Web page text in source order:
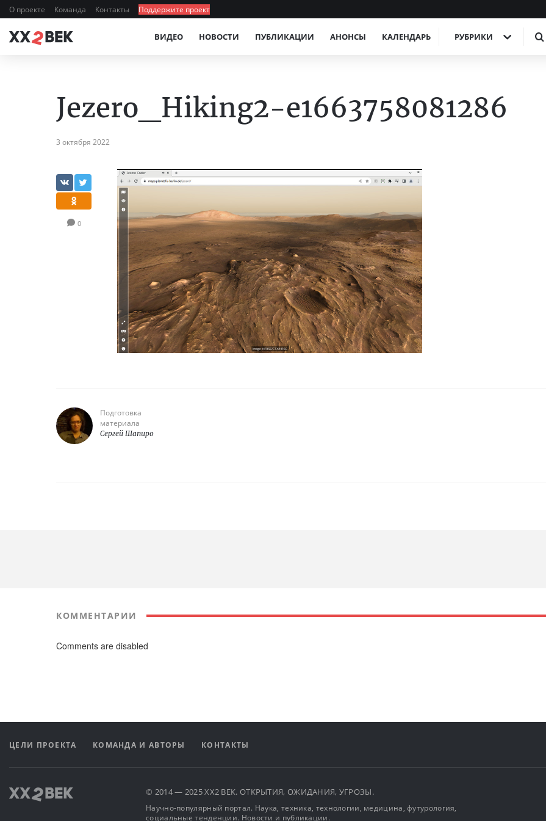
О проекте Команда Контакты Поддержите проект
ВИДЕО НОВОСТИ ПУБЛИКАЦИИ АНОНСЫ КАЛЕНДАРЬ РУБРИКИ
Jezero_Hiking2-e1663758081286
3 октября 2022
0
Подготовка
материала
Сергей Шапиро
КОММЕНТАРИИ
Comments are disabled
ЦЕЛИ ПРОЕКТА КОМАНДА И АВТОРЫ КОНТАКТЫ
© 2014 — 2025 XX2 ВЕК. ОТКРЫТИЯ, ОЖИДАНИЯ, УГРОЗЫ.
Научно-популярный портал. Наука, техника, технологии, медицина, футурология,
социальные тенденции. Новости и публикации.